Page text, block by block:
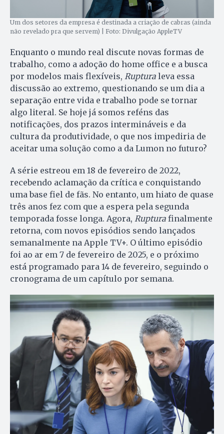
Um dos setores da empresa é destinada a criação de cabras (ainda
não revelado pra que servem) | Foto: Divulgação AppleTV
Enquanto o mundo real discute novas formas de
trabalho, como a adoção do home office e a busca
por modelos mais flexíveis, Ruptura leva essa
discussão ao extremo, questionando se um dia a
separação entre vida e trabalho pode se tornar
algo literal. Se hoje já somos reféns das
notificações, dos prazos intermináveis e da
cultura da produtividade, o que nos impediria de
aceitar uma solução como a da Lumon no futuro?
A série estreou em 18 de fevereiro de 2022,
recebendo aclamação da crítica e conquistando
uma base fiel de fãs. No entanto, um hiato de quase
três anos fez com que a espera pela segunda
temporada fosse longa. Agora, Ruptura finalmente
retorna, com novos episódios sendo lançados
semanalmente na Apple TV+. O último episódio
foi ao ar em 7 de fevereiro de 2025, e o próximo
está programado para 14 de fevereiro, seguindo o
cronograma de um capítulo por semana.